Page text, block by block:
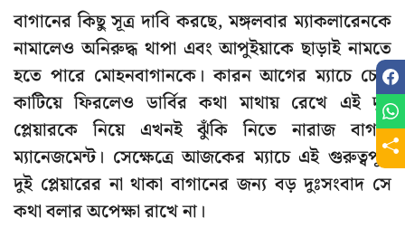
বাগানের কিছু সূত্র দাবি করছে, মঙ্গলবার ম্যাকলারেনকে
নামালেও অনিরুদ্ধ থাপা এবং আপুইয়াকে ছাড়াই নামতে
হতে পারে মোহনবাগানকে। কারন আগের ম্যাচে চোট
কাটিয়ে ফিরলেও ডার্বির কথা মাথায় রেখে এই দুই
প্লেয়ারকে নিয়ে এখনই ঝুঁকি নিতে নারাজ বাগান
ম্যানেজমেন্ট। সেক্ষেত্রে আজকের ম্যাচে এই গুরুত্বপূর্ণ
দুই প্লেয়ারের না থাকা বাগানের জন্য বড় দুঃসংবাদ সে
কথা বলার অপেক্ষা রাখে না।